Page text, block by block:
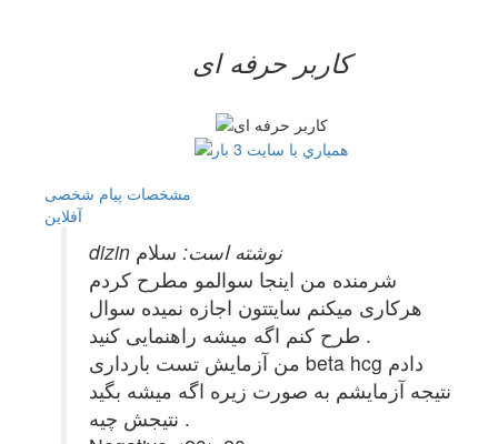
کاربر حرفه ای
مشخصات پیام شخصی
آفلاين
dizin نوشته است: سلام
شرمنده من اینجا سوالمو مطرح کردم
هرکاری میکنم سایتتون اجازه نمیده سوال
طرح کنم اگه میشه راهنمایی کنید .
من آزمایش تست بارداری beta hcg دادم
نتیجه آزمایشم به صورت زیره اگه میشه بگید
نتیجش چیه .